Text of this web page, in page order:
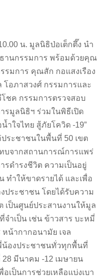
น. มูลนิธิป่อเต็กตึ๊ง นำ
านกรรมการ พร้อมด้วยคุณ
รมการ คุณสัก กอแสงเรือง
อภาสวงศ์ กรรมการและ
ชค กรรมการตรวจสอบ
รมูลนิธิฯ ร่วมในพิธีเปิด
ำใจไทย สู้ภัยโควิด -19”
ระชาชนในพื้นที่ 50 เขต
บจากสถานการณ์การแพร่
รดำรงชีวิต ความเป็นอยู่
ทำให้ขาดรายได้ และเพื่อ
ประชาชน โดยได้รับความ
เป็นศูนย์ประสานงานให้มูล
ำเป็น เช่น ข้าวสาร บะหมี่
น้ากากอนามัย เจล
น้องประชาชนทั่วทุกพื้นที่
มีนาคม -12 เมษายน
เป็นการช่วยเหลือแบ่งเบา